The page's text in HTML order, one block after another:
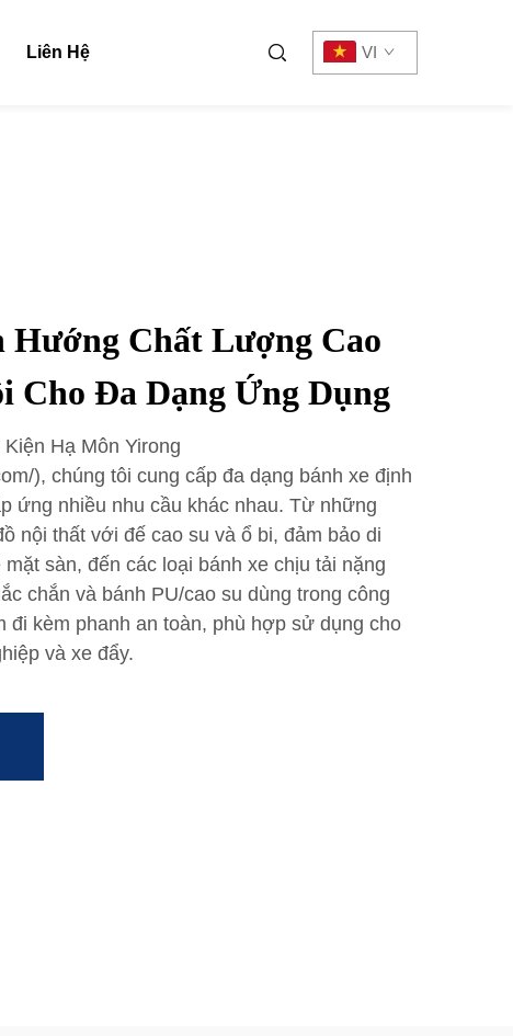
Liên Hệ VI
Hướng Chất Lượng Cao
Cho Đa Dạng Ứng Dụng
Hạ Môn Yirong
), chúng tôi cung cấp đa dạng bánh xe định
ứng nhiều nhu cầu khác nhau. Từ những
nội thất với đế cao su và ổ bi, đảm bảo di
sàn, đến các loại bánh xe chịu tải nặng
chắn và bánh PU/cao su dùng trong công
đi kèm phanh an toàn, phù hợp sử dụng cho
và xe đẩy.